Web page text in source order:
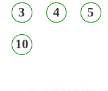
3 4 5
10